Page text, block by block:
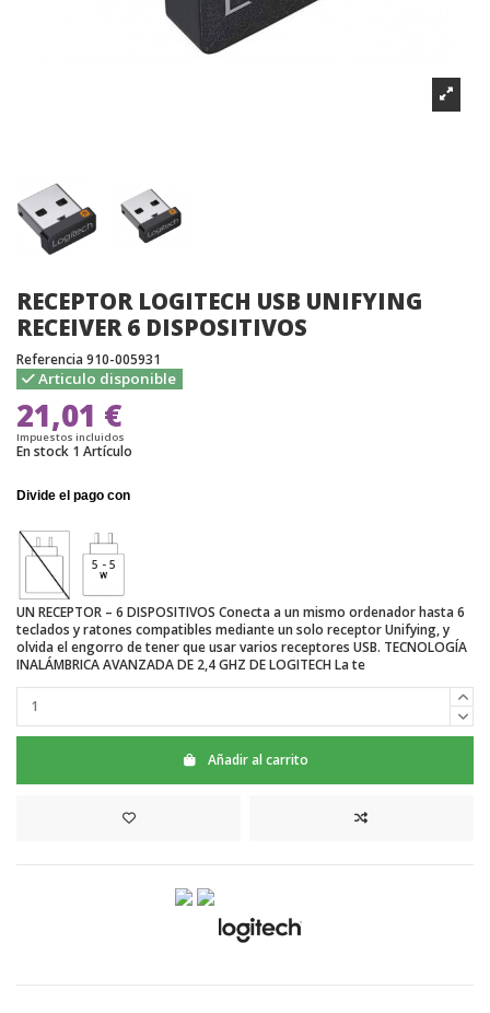
RECEPTOR LOGITECH USB UNIFYING
RECEIVER 6 DISPOSITIVOS
Referencia 910-005931
Articulo disponible
21,01 €
Impuestos incluidos
En stock 1 Artículo
5 - 5
UN RECEPTOR – 6 DISPOSITIVOS Conecta a un mismo ordenador hasta 6
teclados y ratones compatibles mediante un solo receptor Unifying, y
olvida el engorro de tener que usar varios receptores USB. TECNOLOGÍA
INALÁMBRICA AVANZADA DE 2,4 GHZ DE LOGITECH La te
Añadir al carrito